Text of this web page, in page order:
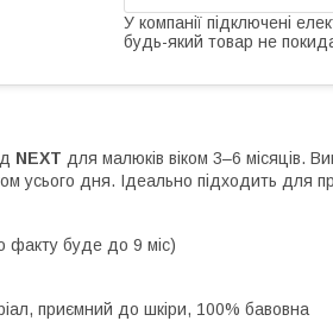
У компанії підключені
будь-який товар не
NEXT для малюків віком 3–6 місяців.
усього дня. Ідеально підходить для
факту буде до 9 міс)
приємний до шкіри, 100% бавовна